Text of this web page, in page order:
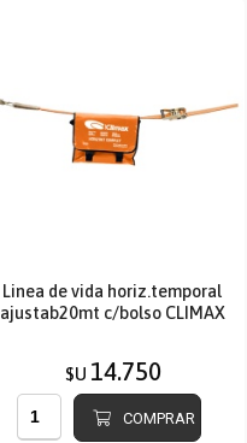
Linea de vida horiz.temporal
ajustab20mt c/bolso CLIMAX
$U 14.750
COMPRAR